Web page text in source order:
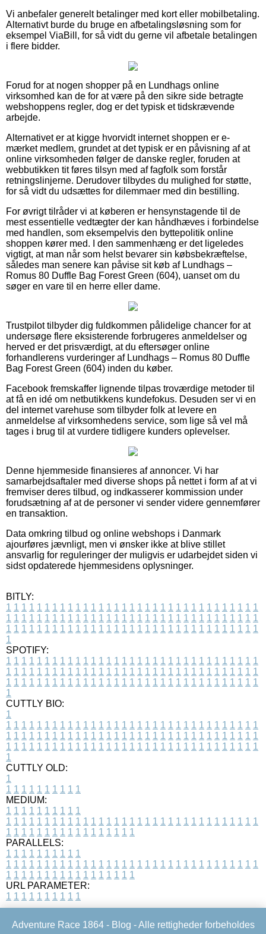
Vi anbefaler generelt betalinger med kort eller mobilbetaling.
Alternativt burde du bruge en afbetalingsløsning som for
eksempel ViaBill, for så vidt du gerne vil afbetale betalingen
i flere bidder.
Forud for at nogen shopper på en Lundhags online
virksomhed kan de for at være på den sikre side betragte
webshoppens regler, dog er det typisk et tidskrævende
arbejde.
Alternativet er at kigge hvorvidt internet shoppen er e-
mærket medlem, grundet at det typisk er en påvisning af at
online virksomheden følger de danske regler, foruden at
webbutikken tit føres tilsyn med af fagfolk som forstår
retningslinjerne. Derudover tilbydes du mulighed for støtte,
for så vidt du udsættes for dilemmaer med din bestilling.
For øvrigt tilråder vi at køberen er hensynstagende til de
mest essentielle vedtægter der kan håndhæves i forbindelse
med handlen, som eksempelvis den byttepolitik online
shoppen kører med. I den sammenhæng er det ligeledes
vigtigt, at man når som helst bevarer sin købsbekræftelse,
således man senere kan påvise sit køb af Lundhags –
Romus 80 Duffle Bag Forest Green (604), uanset om du
søger en vare til en herre eller dame.
Trustpilot tilbyder dig fuldkommen pålidelige chancer for at
undersøge flere eksisterende forbrugeres anmeldelser og
herved er det prisværdigt, at du eftersøger online
forhandlerens vurderinger af Lundhags – Romus 80 Duffle
Bag Forest Green (604) inden du køber.
Facebook fremskaffer lignende tilpas troværdige metoder til
at få en idé om netbutikkens kundefokus. Desuden ser vi en
del internet varehuse som tilbyder folk at levere en
anmeldelse af virksomhedens service, som lige så vel må
tages i brug til at vurdere tidligere kunders oplevelser.
Denne hjemmeside finansieres af annoncer. Vi har
samarbejdsaftaler med diverse shops på nettet i form af at vi
fremviser deres tilbud, og indkasserer kommission under
forudsætning af at de personer vi sender videre gennemfører
en transaktion.
Data omkring tilbud og online webshops i Danmark
ajourføres jævnligt, men vi ønsker ikke at blive stillet
ansvarlig for reguleringer der muligvis er udarbejdet siden vi
sidst opdaterede hjemmesidens oplysninger.
BITLY:
1 1 1 1 1 1 1 1 1 1 1 1 1 1 1 1 1 1 1 1 1 1 1 1 1 1 1 1 1 1 1 1 1
1 1 1 1 1 1 1 1 1 1 1 1 1 1 1 1 1 1 1 1 1 1 1 1 1 1 1 1 1 1 1 1 1
1 1 1 1 1 1 1 1 1 1 1 1 1 1 1 1 1 1 1 1 1 1 1 1 1 1 1 1 1 1 1 1 1
1
SPOTIFY:
1 1 1 1 1 1 1 1 1 1 1 1 1 1 1 1 1 1 1 1 1 1 1 1 1 1 1 1 1 1 1 1 1
1 1 1 1 1 1 1 1 1 1 1 1 1 1 1 1 1 1 1 1 1 1 1 1 1 1 1 1 1 1 1 1 1
1 1 1 1 1 1 1 1 1 1 1 1 1 1 1 1 1 1 1 1 1 1 1 1 1 1 1 1 1 1 1 1 1
1
CUTTLY BIO:
1
1 1 1 1 1 1 1 1 1 1 1 1 1 1 1 1 1 1 1 1 1 1 1 1 1 1 1 1 1 1 1 1 1
1 1 1 1 1 1 1 1 1 1 1 1 1 1 1 1 1 1 1 1 1 1 1 1 1 1 1 1 1 1 1 1 1
1 1 1 1 1 1 1 1 1 1 1 1 1 1 1 1 1 1 1 1 1 1 1 1 1 1 1 1 1 1 1 1 1
1
CUTTLY OLD:
1
1 1 1 1 1 1 1 1 1 1
MEDIUM:
1 1 1 1 1 1 1 1 1 1
1 1 1 1 1 1 1 1 1 1 1 1 1 1 1 1 1 1 1 1 1 1 1 1 1 1 1 1 1 1 1 1 1
1 1 1 1 1 1 1 1 1 1 1 1 1 1 1 1 1
PARALLELS:
1 1 1 1 1 1 1 1 1 1
1 1 1 1 1 1 1 1 1 1 1 1 1 1 1 1 1 1 1 1 1 1 1 1 1 1 1 1 1 1 1 1 1
1 1 1 1 1 1 1 1 1 1 1 1 1 1 1 1 1
URL PARAMETER:
1 1 1 1 1 1 1 1 1 1
Adventure Race 1864 - Blog - Alle rettigheder forbeholdes